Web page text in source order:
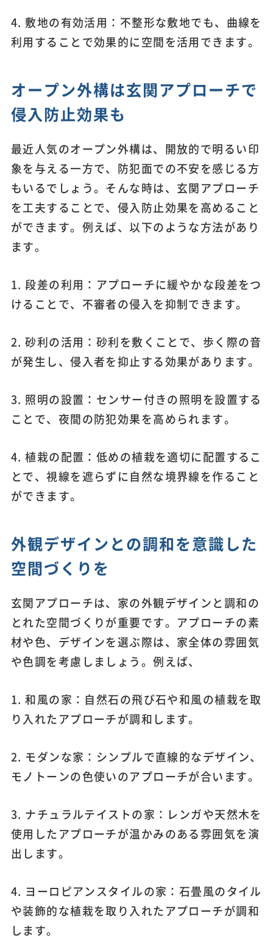
4. 敷地の有効活用：不整形な敷地でも、曲線を
利用することで効果的に空間を活用できます。
オープン外構は玄関アプローチで
侵入防止効果も
最近人気のオープン外構は、開放的で明るい印
象を与える一方で、防犯面での不安を感じる方
もいるでしょう。そんな時は、玄関アプローチ
を工夫することで、侵入防止効果を高めること
ができます。例えば、以下のような方法があり
ます。
1. 段差の利用：アプローチに緩やかな段差をつ
けることで、不審者の侵入を抑制できます。
2. 砂利の活用：砂利を敷くことで、歩く際の音
が発生し、侵入者を抑止する効果があります。
3. 照明の設置：センサー付きの照明を設置する
ことで、夜間の防犯効果を高められます。
4. 植栽の配置：低めの植栽を適切に配置するこ
とで、視線を遮らずに自然な境界線を作ること
ができます。
外観デザインとの調和を意識した
空間づくりを
玄関アプローチは、家の外観デザインと調和の
とれた空間づくりが重要です。アプローチの素
材や色、デザインを選ぶ際は、家全体の雰囲気
や色調を考慮しましょう。例えば、
1. 和風の家：自然石の飛び石や和風の植栽を取
り入れたアプローチが調和します。
2. モダンな家：シンプルで直線的なデザイン、
モノトーンの色使いのアプローチが合います。
3. ナチュラルテイストの家：レンガや天然木を
使用したアプローチが温かみのある雰囲気を演
出します。
4. ヨーロピアンスタイルの家：石畳風のタイル
や装飾的な植栽を取り入れたアプローチが調和
します。